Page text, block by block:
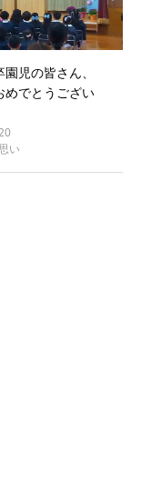
児の皆さん、
めでとうござい
い